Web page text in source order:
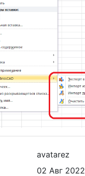
avatarez
02 Авг 2022